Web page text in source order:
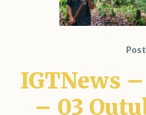
Post
IGTNews
– 03